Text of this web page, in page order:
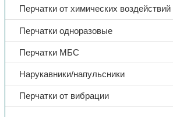
Перчатки от химических воздействий
Перчатки одноразовые
Перчатки МБС
Нарукавники/напульсники
Перчатки от вибрации